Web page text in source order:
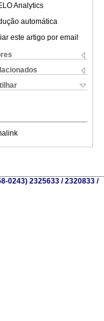
Analytics
automática
este artigo por email
0243) 2325633 / 2320833 /